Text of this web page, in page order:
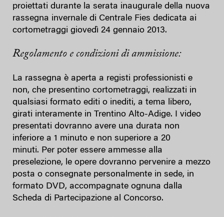
proiettati durante la serata inaugurale della nuova
rassegna invernale di Centrale Fies dedicata ai
cortometraggi giovedì 24 gennaio 2013.
Regolamento e condizioni di ammissione:
La rassegna è aperta a registi professionisti e
non, che presentino cortometraggi, realizzati in
qualsiasi formato editi o inediti, a tema libero,
girati interamente in Trentino Alto-Adige. I video
presentati dovranno avere una durata non
inferiore a 1 minuto e non superiore a 20
minuti. Per poter essere ammesse alla
preselezione, le opere dovranno pervenire a mezzo
posta o consegnate personalmente in sede, in
formato DVD, accompagnate ognuna dalla
Scheda di Partecipazione al Concorso.